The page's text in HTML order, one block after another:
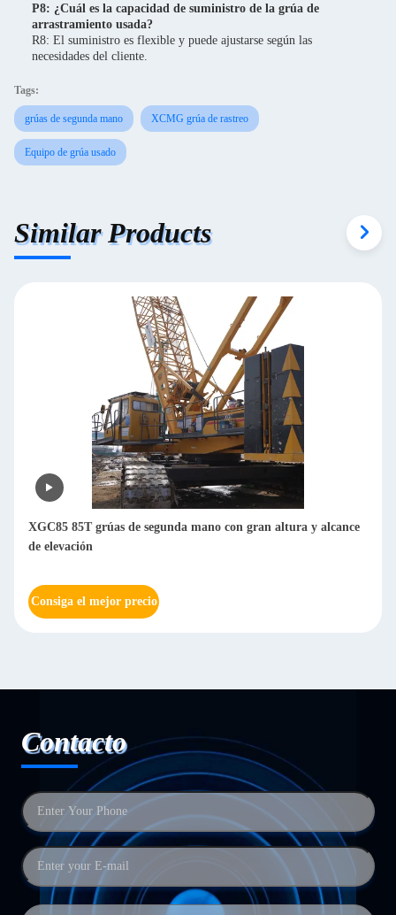
P8: ¿Cuál es la capacidad de suministro de la grúa de
arrastramiento usada?
R8: El suministro es flexible y puede ajustarse según las
necesidades del cliente.
Tags:
grúas de segunda mano XCMG grúa de rastreo
Equipo de grúa usado
Similar Products
XGC85 85T grúas de segunda mano con gran altura y alcance
de elevación
Consiga el mejor precio
Contacto